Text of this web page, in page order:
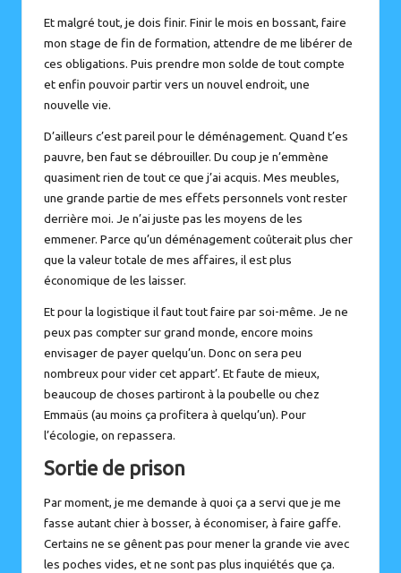
Et malgré tout, je dois finir. Finir le mois en bossant, faire
mon stage de fin de formation, attendre de me libérer de
ces obligations. Puis prendre mon solde de tout compte
et enfin pouvoir partir vers un nouvel endroit, une
nouvelle vie.
D’ailleurs c’est pareil pour le déménagement. Quand t’es
pauvre, ben faut se débrouiller. Du coup je n’emmène
quasiment rien de tout ce que j’ai acquis. Mes meubles,
une grande partie de mes effets personnels vont rester
derrière moi. Je n’ai juste pas les moyens de les
emmener. Parce qu’un déménagement coûterait plus cher
que la valeur totale de mes affaires, il est plus
économique de les laisser.
Et pour la logistique il faut tout faire par soi-même. Je ne
peux pas compter sur grand monde, encore moins
envisager de payer quelqu’un. Donc on sera peu
nombreux pour vider cet appart’. Et faute de mieux,
beaucoup de choses partiront à la poubelle ou chez
Emmaüs (au moins ça profitera à quelqu’un). Pour
l’écologie, on repassera.
Sortie de prison
Par moment, je me demande à quoi ça a servi que je me
fasse autant chier à bosser, à économiser, à faire gaffe.
Certains ne se gênent pas pour mener la grande vie avec
les poches vides, et ne sont pas plus inquiétés que ça.